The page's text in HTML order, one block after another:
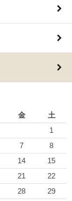
金
土
1
7
8
14
15
21
22
28
29